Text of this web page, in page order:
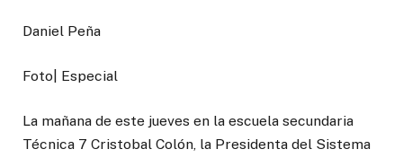
Daniel Peña
Foto| Especial
La mañana de este jueves en la escuela secundaria
Técnica 7 Cristobal Colón, la Presidenta del Sistema